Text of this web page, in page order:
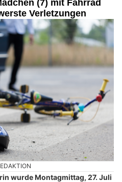
(7) mit Fahrrad
Verletzungen
wurde Montagmittag, 27. Juli